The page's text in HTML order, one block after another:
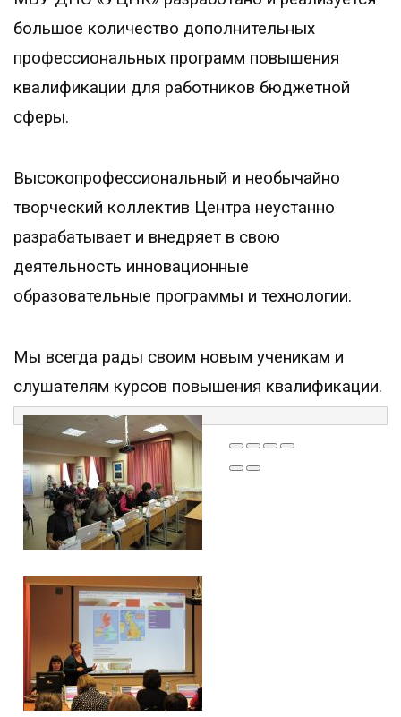
большое количество дополнительных
профессиональных программ повышения
квалификации для работников бюджетной
сферы.
Высокопрофессиональный и необычайно
творческий коллектив Центра неустанно
разрабатывает и внедряет в свою
деятельность инновационные
образовательные программы и технологии.
Мы всегда рады своим новым ученикам и
слушателям курсов повышения квалификации.